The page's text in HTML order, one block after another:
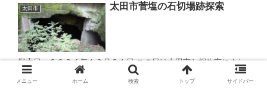
太田市 太田市菅塩の石切場跡探索
探索日：２０２４年１０月３１日 この日は太田市と桐生市にまた
がる、八王子丘陵の探索に向かいました。 まずは東武線の治良門
橋駅を下車して、太田市菅塩の石切場跡に向かいます。 駅名の由
メニュー ホーム 検索 トップ サイドバー